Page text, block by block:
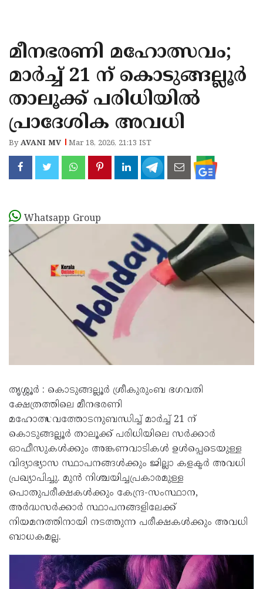
KANNUR
KASARAGOD
മീനഭരണി മഹോത്സവം;
മാർച്ച് 21 ന് കൊടുങ്ങല്ലൂർ
താലൂക്ക് പരിധിയിൽ
പ്രാദേശിക അവധി
ByAVANI MV Mar 18, 2026, 21:13 IST
Whatsapp Group
തൃശ്ശൂർ : കൊടുങ്ങല്ലൂർ ശ്രീകുരുംബ ഭഗവതി
ക്ഷേത്രത്തിലെ മീനഭരണി
മഹോത്സവത്തോടനുബന്ധിച്ച് മാർച്ച് 21 ന്
കൊടുങ്ങല്ലൂർ താലൂക്ക് പരിധിയിലെ സർക്കാർ
ഓഫീസുകൾക്കും അങ്കണവാടികൾ ഉൾപ്പെടെയുള്ള
വിദ്യാഭ്യാസ സ്ഥാപനങ്ങൾക്കും ജില്ലാ കളക്ടർ അവധി
പ്രഖ്യാപിച്ചു. മുൻ നിശ്ചയിച്ചപ്രകാരമുള്ള
പൊതുപരീക്ഷകൾക്കും കേന്ദ്ര-സംസ്ഥാന,
അർദ്ധസർക്കാർ സ്ഥാപനങ്ങളിലേക്ക്
നിയമനത്തിനായി നടത്തുന്ന പരീക്ഷകൾക്കും അവധി
ബാധകമല്ല.